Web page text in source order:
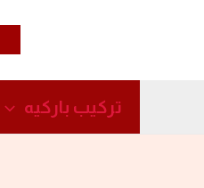
تركيب باركيه